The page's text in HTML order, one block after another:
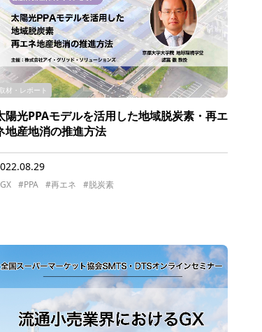
取材・レポート
陽光PPAモデルを活用した地域脱炭素・再エ
地産地消の推進方法
#PPA #再エネ #脱炭素